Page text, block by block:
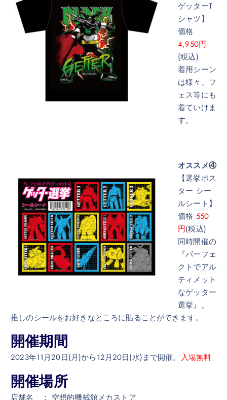
ゲッターT
シャツ】
価格
4,950円
(税込)
着用シーン
は様々、フ
ェス等にも
着ていけま
す。
オススメ④
【選挙ポス
ター シー
ルシート】
価格 550
円(税込)
同時開催の
『パーフェ
クトでアル
ティメット
なゲッター
選挙』。
推しのシールをお好きなところに貼ることができます。
開催期間
2023年11月20日(月)から12月20日(水)まで開催。 入場無料
開催場所
店舗名 ： 空想的機械館メカストア